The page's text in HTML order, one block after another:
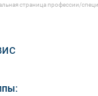
страница профессии/